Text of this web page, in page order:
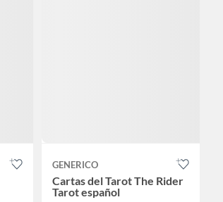
GENERICO
Cartas del Tarot The Rider
Tarot español